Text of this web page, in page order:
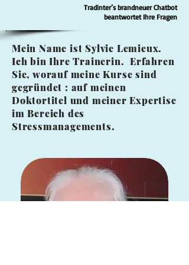
Tradinter’s brandneuer Chatbot
beantwortet Ihre Fragen
Mein Name ist Sylvie Lemieux.
Ich bin Ihre Trainerin. Erfahren
Sie, worauf meine Kurse sind
gegründet : auf meinen
Doktortitel und meiner Expertise
im Bereich des
Stressmanagements.